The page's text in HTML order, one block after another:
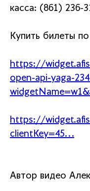
касса: (861) 236-
Купить билеты
https://
open-api-yaga-
https://
clientKey=45...
Автор видео